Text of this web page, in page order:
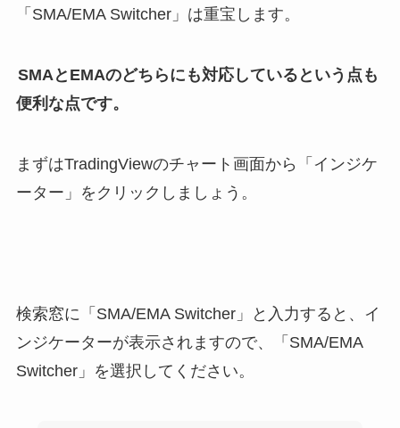
「SMA/EMA Switcher」は重宝します。
SMAとEMAのどちらにも対応しているという点も
便利な点です。
まずはTradingViewのチャート画面から「インジケ
ーター」をクリックしましょう。
検索窓に「SMA/EMA Switcher」と入力すると、イ
ンジケーターが表示されますので、「SMA/EMA
Switcher」を選択してください。